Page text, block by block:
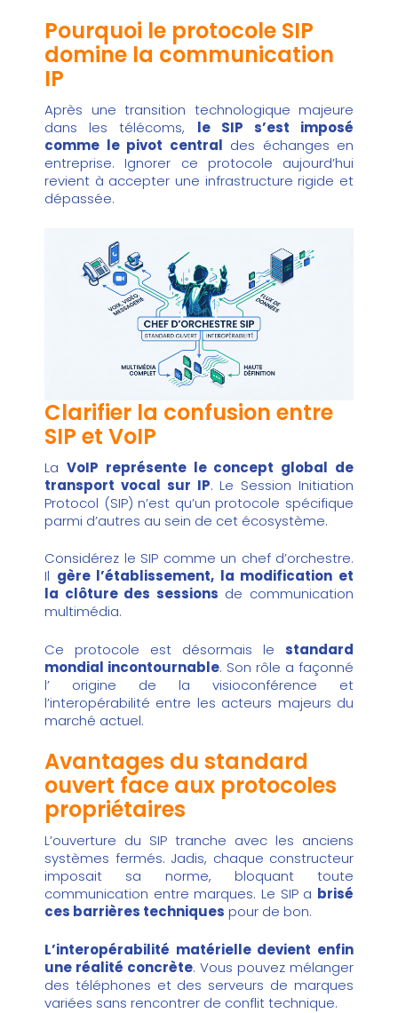
Pourquoi le protocole SIP
domine la communication
IP
Après une transition technologique majeure
dans les télécoms, le SIP s’est imposé
comme le pivot central des échanges en
entreprise. Ignorer ce protocole aujourd’hui
revient à accepter une infrastructure rigide et
dépassée.
Clarifier la confusion entre
SIP et VoIP
La VoIP représente le concept global de
transport vocal sur IP. Le Session Initiation
Protocol (SIP) n’est qu’un protocole spécifique
parmi d’autres au sein de cet écosystème.
Considérez le SIP comme un chef d’orchestre.
Il gère l’établissement, la modification et
la clôture des sessions de communication
multimédia.
Ce protocole est désormais le standard
mondial incontournable. Son rôle a façonné
l’ origine de la visioconférence et
l’interopérabilité entre les acteurs majeurs du
marché actuel.
Avantages du standard
ouvert face aux protocoles
propriétaires
L’ouverture du SIP tranche avec les anciens
systèmes fermés. Jadis, chaque constructeur
imposait sa norme, bloquant toute
communication entre marques. Le SIP a brisé
ces barrières techniques pour de bon.
L’interopérabilité matérielle devient enfin
une réalité concrète. Vous pouvez mélanger
des téléphones et des serveurs de marques
variées sans rencontrer de conflit technique.